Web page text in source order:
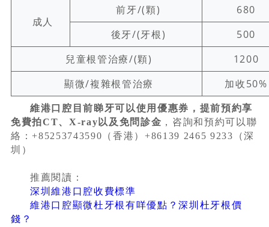
成人
前牙/(顆)
680
後牙/(牙根)
500
兒童根管治療/(顆)
1200
顯微/複雜根管治療
加收50%
維港口腔目前睇牙可以使用優惠券，提前預約享
免費拍CT、X-ray以及免問診金 ，咨詢和預約可以聯
絡：+85253743590（香港）+86139 2465 9233（深
圳）
推薦閱讀：
深圳維港口腔收費標準
維港口腔顯微杜牙根有咩優點？深圳杜牙根價
錢？